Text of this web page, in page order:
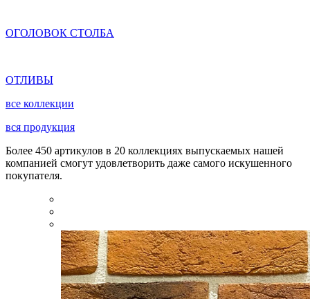
ОГОЛОВОК СТОЛБА
ОТЛИВЫ
все коллекции
вся продукция
Более 450 артикулов в 20 коллекциях выпускаемых нашей
компанией смогут удовлетворить даже самого искушенного
покупателя.